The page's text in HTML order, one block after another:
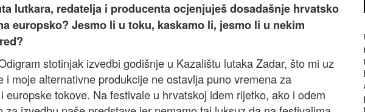
lutkara, redatelja i producenta ocjenjuješ dosadašnje hrvatsko
europsko? Jesmo li u toku, kaskamo li, jesmo li u nekim
stotinjak izvedbi godišnje u Kazalištu lutaka Zadar, što mi uz
i moje alternativne produkcije ne ostavlja puno vremena za
europske tokove. Na festivale u hrvatskoj idem rijetko, ako i odem